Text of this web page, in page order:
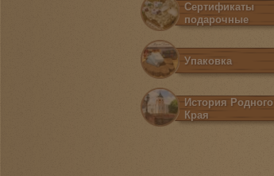
Сертификаты
подарочные
Упаковка
История Родного
Края